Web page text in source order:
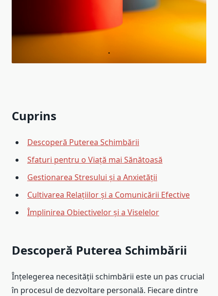
Cuprins
Descoperă Puterea Schimbării
Sfaturi pentru o Viață mai Sănătoasă
Gestionarea Stresului și a Anxietății
Cultivarea Relațiilor și a Comunicării Efective
Împlinirea Obiectivelor și a Viselelor
Descoperă Puterea Schimbării
Înțelegerea necesității schimbării este un pas crucial
în procesul de dezvoltare personală. Fiecare dintre